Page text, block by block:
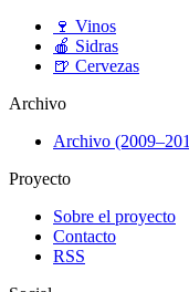
🍷 Vinos
🍎 Sidras
🍺 Cervezas
Archivo
Archivo
Proyecto
Sobre el proyecto
Contacto
RSS